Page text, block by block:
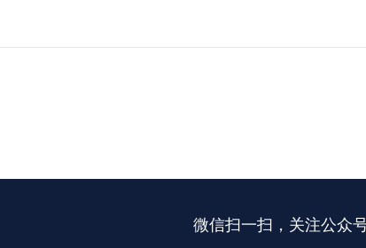
微信扫一扫，关注公众